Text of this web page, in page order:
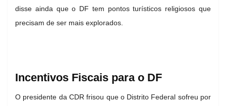
disse ainda que o DF tem pontos turísticos religiosos que
precisam de ser mais explorados.
Incentivos Fiscais para o DF
O presidente da CDR frisou que o Distrito Federal sofreu por